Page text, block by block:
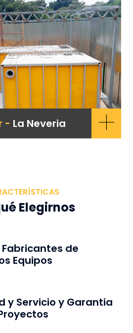
- La Neveria +
Elegirnos
Fabricantes de
Equipos
y Servicio y Garantia